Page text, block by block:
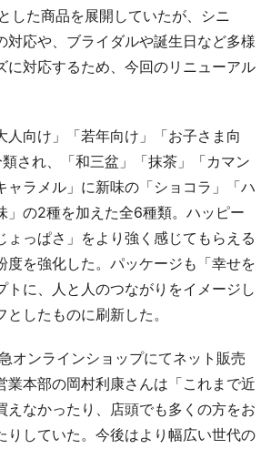
した商品を展開していたが、シニ
対応や、ブライダルや誕生日など多様
に対応するため、今回のリニューアル
向け」「若年向け」「お子さま向
され、「和三盆」「抹茶」「カマン
ャラメル」に新味の「ショコラ」「ハ
」の2種を加えた全6種類。ハッピー
ょっぱさ」をより強く感じてもらえる
度を強化した。パッケージも「幸せを
トに、人と人のつながりをイメージし
したものに刷新した。
オンラインショップにてネット販売
業本部の岡村利康さんは「これまで近
えなかったり、店頭でも多くの方をお
りしていた。今後はより幅広い世代の